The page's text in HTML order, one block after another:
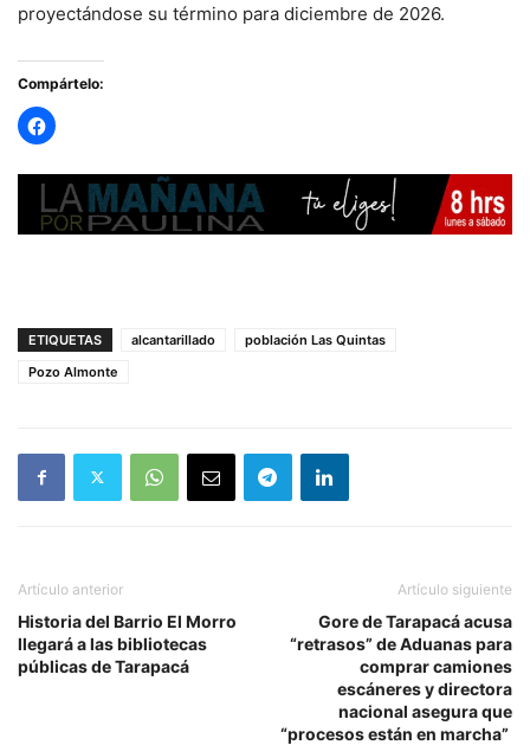
proyectándose su término para diciembre de 2026.
Compártelo:
ETIQUETAS alcantarillado
población Las Quintas
Pozo Almonte
Artículo anterior
Historia del Barrio El Morro
llegará a las bibliotecas
públicas de Tarapacá
Artículo siguiente
Gore de Tarapacá acusa
“retrasos” de Aduanas para
comprar camiones
escáneres y directora
nacional asegura que
“procesos están en marcha”